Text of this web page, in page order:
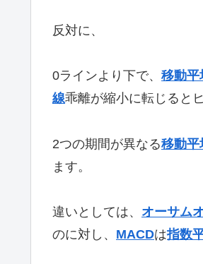
反対に、
0ラインより下で、 移動平
線乖離が縮小に転じると
2つの期間が異なる移動平
ます。
違いとしては、 オーサム
のに対し、 MACDは指数